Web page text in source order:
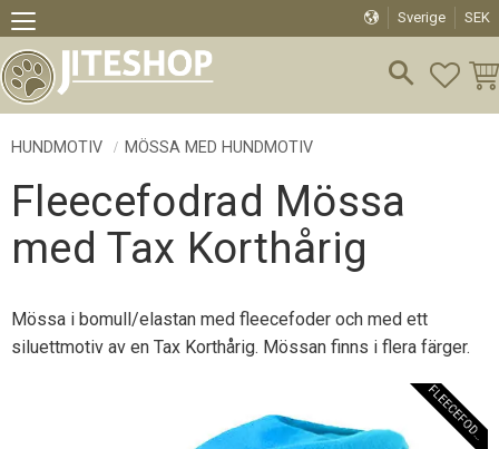
Meny
Sverige SEK
HUNDMOTIV MÖSSA MED HUNDMOTIV
Fleecefodrad Mössa
med Tax Korthårig
Mössa i bomull/elastan med fleecefoder och med ett
siluettmotiv av en Tax Korthårig. Mössan finns i flera färger.
F
L
E
E
C
E
F
O
D
E
R